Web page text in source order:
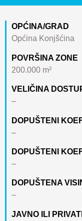
OPĆINA/GRAD
Općina Konjšćina
POVRŠINA ZONE
200.000 m²
VELIČINA
–
DOPUŠTENI
–
DOPUŠTENI
–
DOPUŠTENA
–
JAVNO ILI